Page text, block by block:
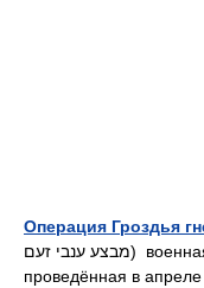
Операция Гроздья
מבצע ענבי זעם‎) военная операция Армии обороны Израиля,
проведённая в